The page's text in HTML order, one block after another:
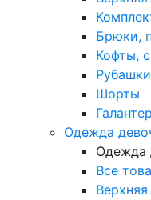
Брюки,
Кофты,
Шорты
Одежда
Одежда
Все